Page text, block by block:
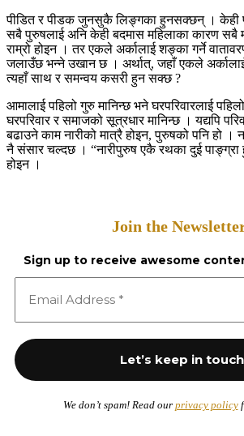
पीडित र पीडक जुनसुकै लिङ्गका हुनसक्छन् । केही
सबै पुरुषलाई अनि केही बदमास महिलाका कारण सबै
राम्रो होइन । तर एकले अर्कालाई शङ्का गर्ने
जलाउँछ भन्ने उखान छ । अर्थात्, जहाँ एकले
त्यहाँ साथ र समन्वय कसरी हुन सक्छ ?
आमालाई पहिलो गुरु मानिन्छ भने घरपरिवारलाई
घरपरिवार र समाजको सूत्रधार मानिन्छ । यद्यपि
बढाउने काम नारीको मात्रै होइन, पुरुषको पनि हो ।
नै संसार चल्दछ । “नारीपुरुष एकै रथका दुई पाङ्ग्रा
होइन ।
Join the
Sign up to receive awesome
We don’t spam! Read our privacy policy